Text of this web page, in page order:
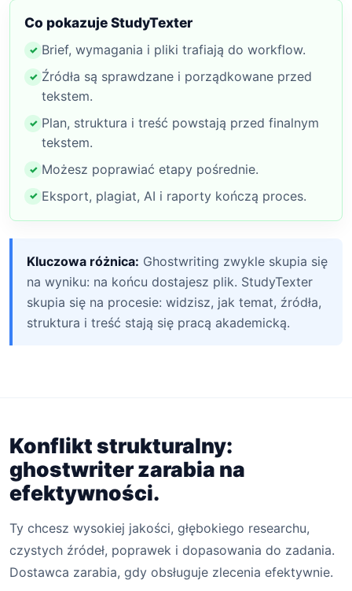
Co pokazuje StudyTexter
Brief, wymagania i pliki trafiają do workflow.
Źródła są sprawdzane i porządkowane przed
tekstem.
Plan, struktura i treść powstają przed finalnym
tekstem.
Możesz poprawiać etapy pośrednie.
Eksport, plagiat, AI i raporty kończą proces.
Kluczowa różnica: Ghostwriting zwykle skupia się
na wyniku: na końcu dostajesz plik. StudyTexter
skupia się na procesie: widzisz, jak temat, źródła,
struktura i treść stają się pracą akademicką.
Konflikt strukturalny:
ghostwriter zarabia na
efektywności.
Ty chcesz wysokiej jakości, głębokiego researchu,
czystych źródeł, poprawek i dopasowania do zadania.
Dostawca zarabia, gdy obsługuje zlecenia efektywnie.